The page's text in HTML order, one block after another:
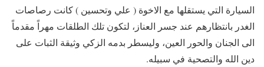
السيارة التي يستقلها مع الاخوة ( علي وتحسين ) كانت رصاصات
الغدر بانتظارهم عند جسر العناز، لتكون تلك الطلقات مهراً مقدماً
الى الجنان والحور العين، وليسطر بدمه الزكي وثيقة الثبات على
دين الله والتصحية في سبيله.